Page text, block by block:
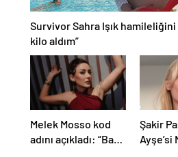
Survivor Sahra Işık hamileliğini
kilo aldım”
Melek Mosso kod
adını açıkladı: “Bana
Şakir